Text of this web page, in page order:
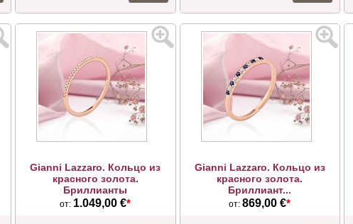
Gianni Lazzaro. Кольцо из
красного золота.
Бриллианты
от: 1.049,00 €*
Gianni Lazzaro. Кольцо из
красного золота.
Бриллиант...
от:869,00 €*